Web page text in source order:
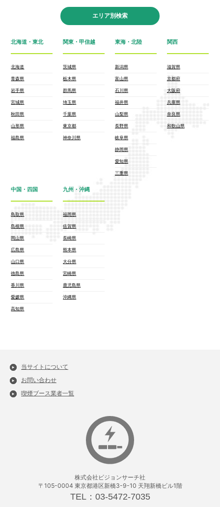
エリア別検索
北海道・東北
北海道
青森県
岩手県
宮城県
秋田県
山形県
福島県
関東・甲信越
茨城県
栃木県
群馬県
埼玉県
千葉県
東京都
神奈川県
東海・北陸
新潟県
富山県
石川県
福井県
山梨県
長野県
岐阜県
静岡県
愛知県
三重県
関西
滋賀県
京都府
大阪府
兵庫県
奈良県
和歌山県
中国・四国
鳥取県
島根県
岡山県
広島県
山口県
徳島県
香川県
愛媛県
高知県
九州・沖縄
福岡県
佐賀県
長崎県
熊本県
大分県
宮崎県
鹿児島県
沖縄県
当サイトについて
お問い合わせ
喫煙ブース業者一覧
株式会社ビジョンサーチ社
〒105-0004 東京都港区新橋3-9-10 天翔新橋ビル1階
TEL：03-5472-7035